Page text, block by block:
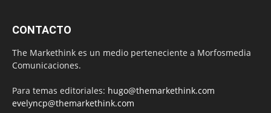
CONTACTO
The Markethink es un medio perteneciente a Morfosmedia
Comunicaciones.
Para temas editoriales: hugo@themarkethink.com
evelyncp@themarkethink.com